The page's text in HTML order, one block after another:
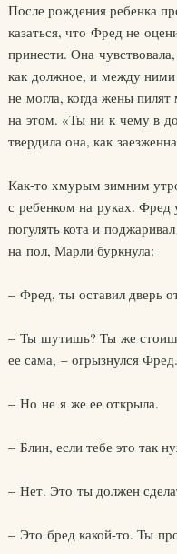
После рождения ребенка
казаться, что Фред не
принести. Она
как должное, и между ними
не могла, когда жены
на этом. «Ты ни к чему в
твердила она, как
Как-то хмурым зимним
с ребенком на руках.
погулять кота и
на пол, Марли буркнула:
– Фред, ты оставил дверь
– Ты шутишь? Ты же
ее сама, – огрызнулся Фред.
– Но не я же ее открыла.
– Блин, если тебе это так
– Нет. Это ты должен
– Это бред какой-то. Ты